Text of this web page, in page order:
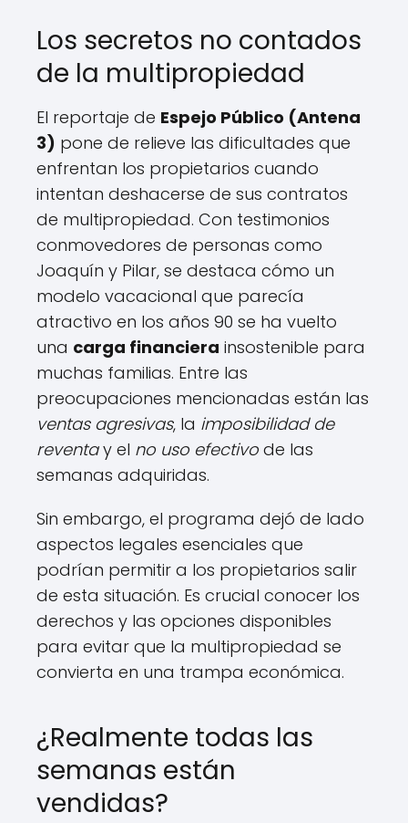
Los secretos no contados
de la multipropiedad
El reportaje de Espejo Público (Antena
3) pone de relieve las dificultades que
enfrentan los propietarios cuando
intentan deshacerse de sus contratos
de multipropiedad. Con testimonios
conmovedores de personas como
Joaquín y Pilar, se destaca cómo un
modelo vacacional que parecía
atractivo en los años 90 se ha vuelto
una carga financiera insostenible para
muchas familias. Entre las
preocupaciones mencionadas están las
ventas agresivas, la imposibilidad de
reventay el no uso efectivo de las
semanas adquiridas.
Sin embargo, el programa dejó de lado
aspectos legales esenciales que
podrían permitir a los propietarios salir
de esta situación. Es crucial conocer los
derechos y las opciones disponibles
para evitar que la multipropiedad se
convierta en una trampa económica.
¿Realmente todas las
semanas están
vendidas?